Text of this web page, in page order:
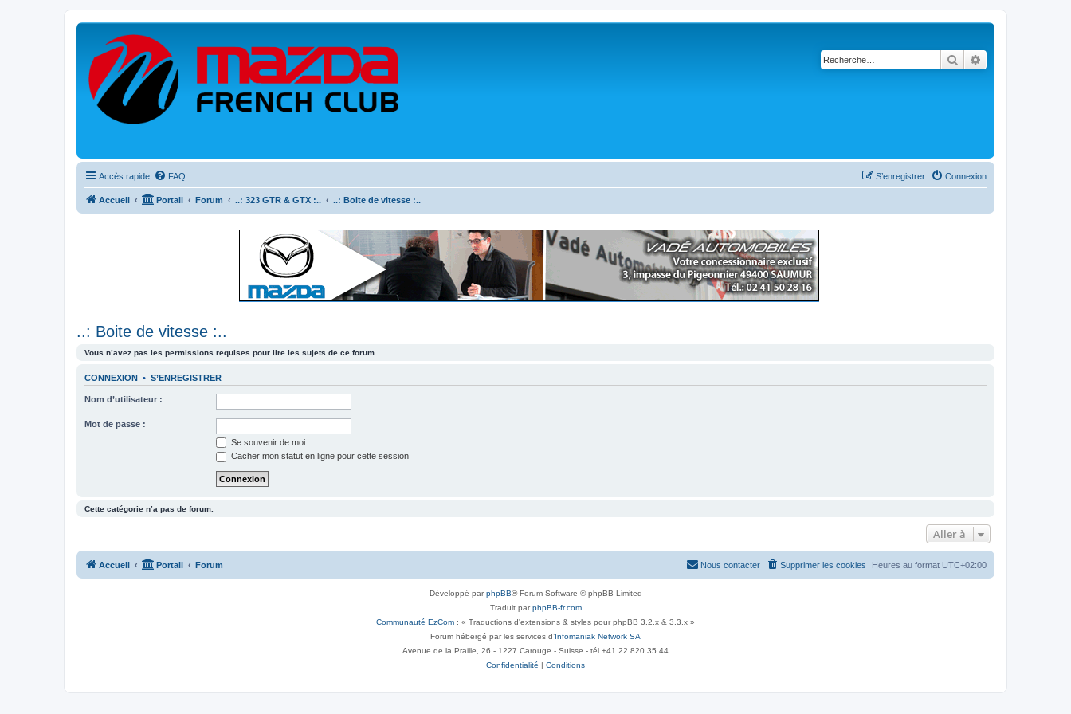
Rechercher
Accès rapide FAQ Connexion
S’enregistrer
Accueil Portail Forum ..: 323 GTR & GTX :.. ..: Boite de vitesse :..
..: Boite de vitesse :..
Vous n’avez pas les permissions requises pour lire les sujets de ce forum.
CONNEXION • S’ENREGISTRER
Nom d’utilisateur :
Mot de passe :
Se souvenir de moi
Cacher mon statut en ligne pour cette session
Cette catégorie n’a pas de forum.
Aller à
Accueil Portail Forum Heures au format UTC+02:00
Supprimer les cookies
Nous contacter
Développé parphpBB® Forum Software © phpBB Limited
Traduit parphpBB-fr.com
Communauté EzCom : « Traductions d'extensions & styles pour phpBB 3.2.x & 3.3.x »
Forum hébergé par les services d’Infomaniak Network SA
Avenue de la Praille, 26 - 1227 Carouge - Suisse - tél +41 22 820 35 44
Confidentialité | Conditions